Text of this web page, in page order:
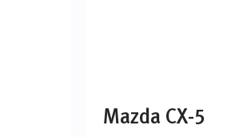
Mazda CX-5